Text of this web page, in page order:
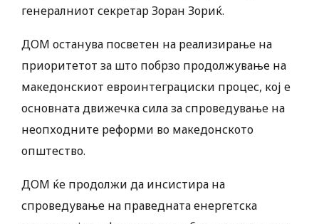
генералниот секретар Зоран Зориќ.
ДОМ останува посветен на реализирање на
приоритетот за што побрзо продолжување на
македонскиот евроинтеграциски процес, кој е
основната движечка сила за спроведување на
неопходните реформи во македонското
општество.
ДОМ ќе продолжи да инсистира на
спроведување на праведната енергетска